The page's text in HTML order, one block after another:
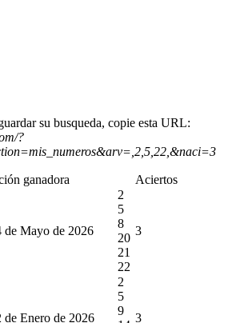
su busqueda, copie esta URL:
?
ganadora Aciertos
de Mayo de 2026
2
5
8
20
21
22
3
de Enero de 2026
2
5
9
3